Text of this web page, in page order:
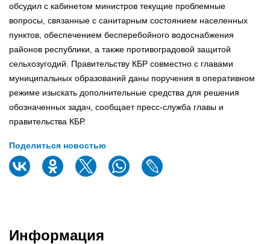
обсудил с кабинетом министров текущие проблемные
вопросы, связанные с санитарным состоянием населенных
пунктов, обеспечением бесперебойного водоснабжения
районов республики, а также противоградовой защитой
сельхозугодий. Правительству КБР совместно с главами
муниципальных образований даны поручения в оперативном
режиме изыскать дополнительные средства для решения
обозначенных задач, сообщает пресс-служба главы и
правительства КБР.
Поделиться новостью
Информация